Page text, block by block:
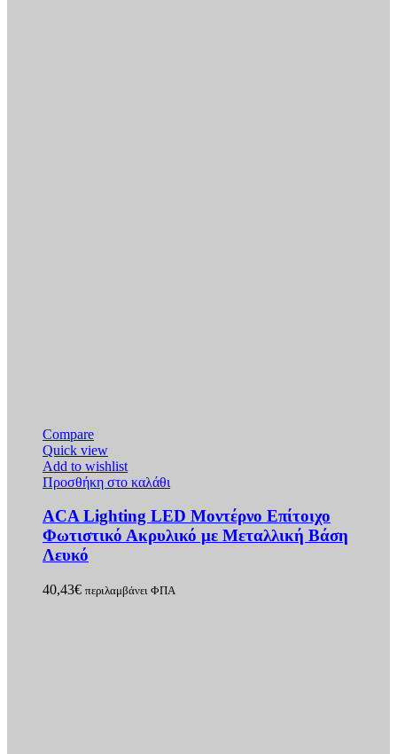
Compare
Quick view
Add to wishlist
Προσθήκη στο καλάθι
ACA Lighting LED Μοντέρνο Επίτοιχο
Φωτιστικό Ακρυλικό με Μεταλλική Βάση
Λευκό
40,43€ περιλαμβάνει ΦΠΑ